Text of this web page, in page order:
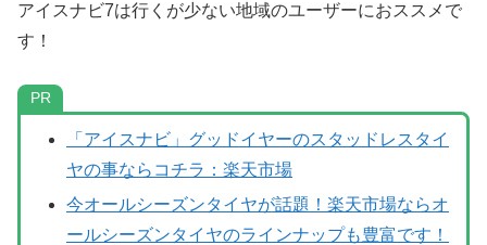
アイスナビ7は行くが少ない地域のユーザーにおススメで
す！
PR
「アイスナビ」グッドイヤーのスタッドレスタイ
ヤの事ならコチラ：楽天市場
今オールシーズンタイヤが話題！楽天市場ならオ
ールシーズンタイヤのラインナップも豊富です！